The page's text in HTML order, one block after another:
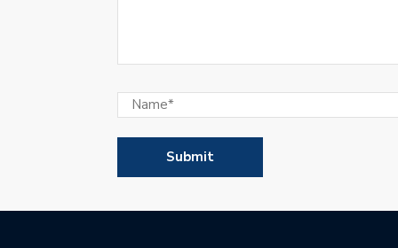
para la segunda
El balance general de
Atenas regresó a las